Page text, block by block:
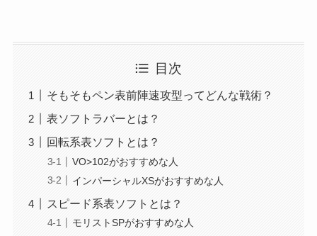
目次
そもそもペン表前陣速攻型ってどんな戦術？
表ソフトラバーとは？
回転系表ソフトとは？
VO>102がおすすめな人
インパーシャルXSがおすすめな人
スピード系表ソフトとは？
モリストSPがおすすめな人